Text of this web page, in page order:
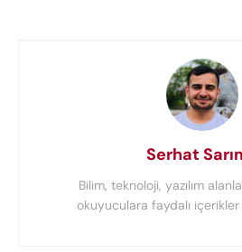
Serhat
Bilim, teknoloji, yazılım
okuyuculara faydalı